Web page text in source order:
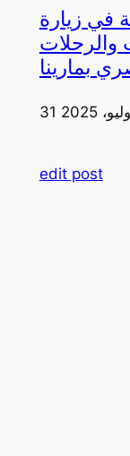
في زيارة
والرحلات
بمارينا
2025
edit post